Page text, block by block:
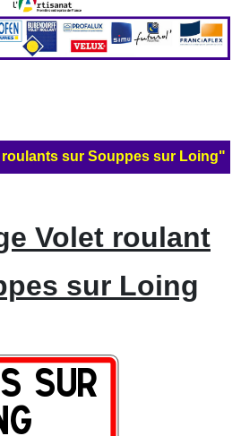
sur Souppes sur Loing"
Volet roulant
sur Loing